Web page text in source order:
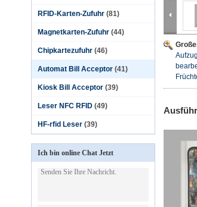
RFID-Karten-Zufuhr (81)
Magnetkarten-Zufuhr (44)
Chipkartezufuhr (46)
Automat Bill Acceptor (41)
Kiosk Bill Acceptor (39)
Leser NFC RFID (49)
HF-rfid Leser (39)
Ich bin online Chat Jetzt